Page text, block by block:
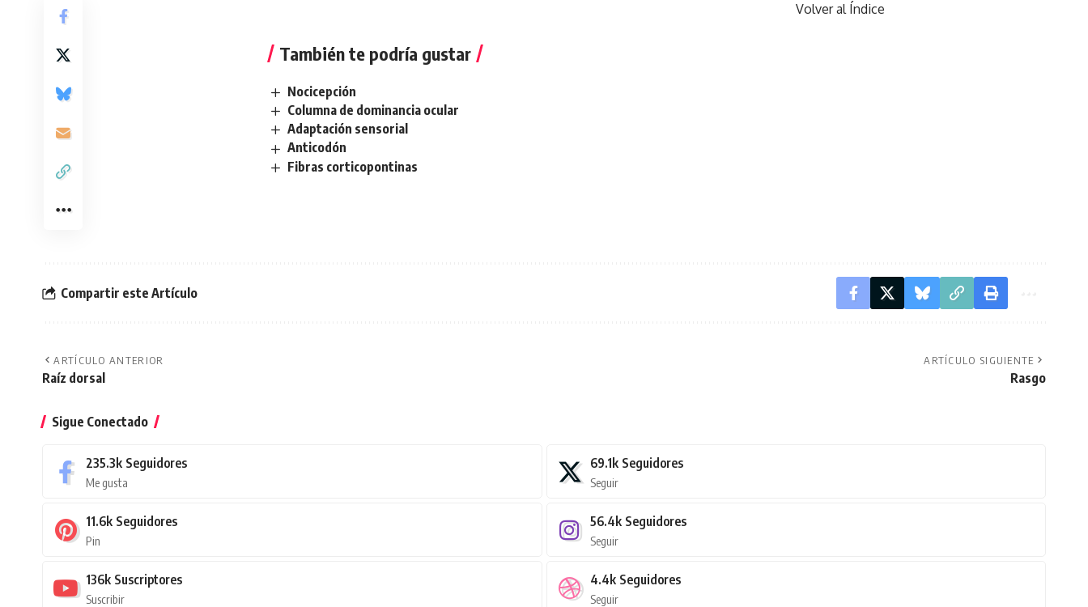
Volver al Índice
También te podría gustar
Nocicepción
Columna de dominancia ocular
Adaptación sensorial
Anticodón
Fibras corticopontinas
Compartir este Artículo
ARTÍCULO ANTERIOR
Raíz dorsal
ARTÍCULO SIGUIENTE
Rasgo
Sigue Conectado
235.3k Seguidores
Me gusta
69.1k Seguidores
Seguir
11.6k Seguidores
Pin
56.4k Seguidores
Seguir
136k Suscriptores
Suscribir
4.4k Seguidores
Seguir